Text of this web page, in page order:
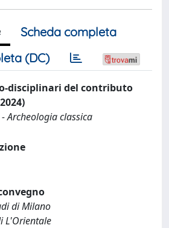
Scheda completa
(DC)
disciplinari del contributo
Archeologia classica
di Milano
L'Orientale